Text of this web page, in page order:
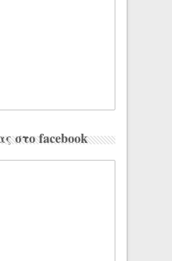
στο facebook